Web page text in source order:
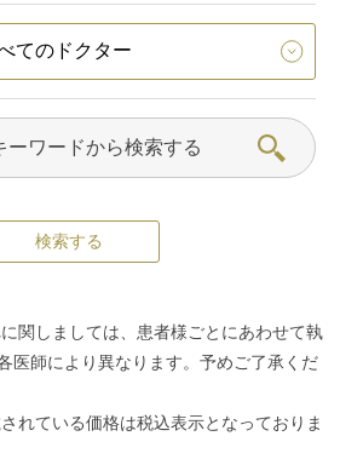
関しましては、患者様ごとにあわせて執
医師により異なります。予めご了承くだ
れている価格は税込表示となっておりま